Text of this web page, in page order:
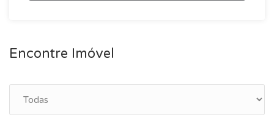
Encontre Imóvel